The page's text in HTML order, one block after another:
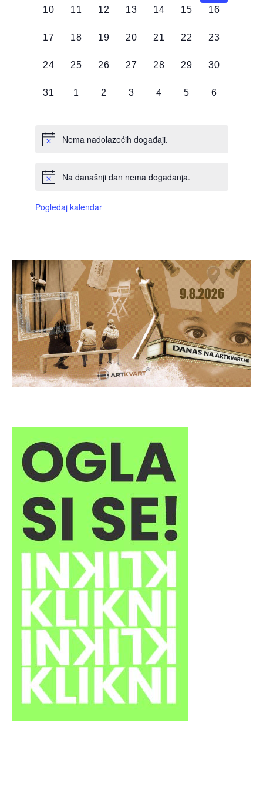
0
10
0
11
0
12
0
13
0
14
0
15
0
16
0
17
0
18
0
19
0
20
0
21
0
22
0
23
0
24
0
25
0
26
0
27
0
28
0
29
0
30
0
31
0
1
0
2
0
3
0
4
0
5
0
6
Nema nadolazećih događaji.
Na današnji dan nema događanja.
Pogledaj kalendar